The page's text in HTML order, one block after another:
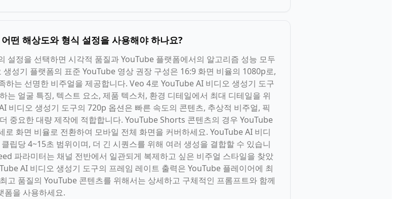
떤 해상도와 형식 설정을 사용해야 하나요?
설정을 선택하면 시각적 품질과 YouTube 플랫폼에서의 알고리즘 성능 모두
성기 플랫폼의 표준 YouTube 영상 권장 구성은 16:9 화면 비율의 1080p로,
하는 선명한 비주얼을 제공합니다. Veo 4로 YouTube AI 비디오 생성기 도구
는 얼굴 특징, 텍스트 요소, 제품 텍스처, 환경 디테일에서 최대 디테일을 위
비디오 생성기 도구의 720p 옵션은 빠른 속도의 콘텐츠, 추상적 비주얼, 픽
중요한 대량 제작에 적합합니다. YouTube Shorts 콘텐츠의 경우 YouTube
화면 비율로 전환하여 모바일 전체 화면을 커버하세요. YouTube AI 비디
립당 4~15초 범위이며, 더 긴 시퀀스를 위해 여러 생성을 결합할 수 있습니
파라미터는 채널 전반에서 일관되게 복제하고 싶은 비주얼 스타일을 찾았
AI 비디오 생성기 도구의 프레임 레이트 출력은 YouTube 플레이어에 최
고 품질의 YouTube 콘텐츠를 위해서는 상세하고 구체적인 프롬프트와 함께
폼을 사용하세요.